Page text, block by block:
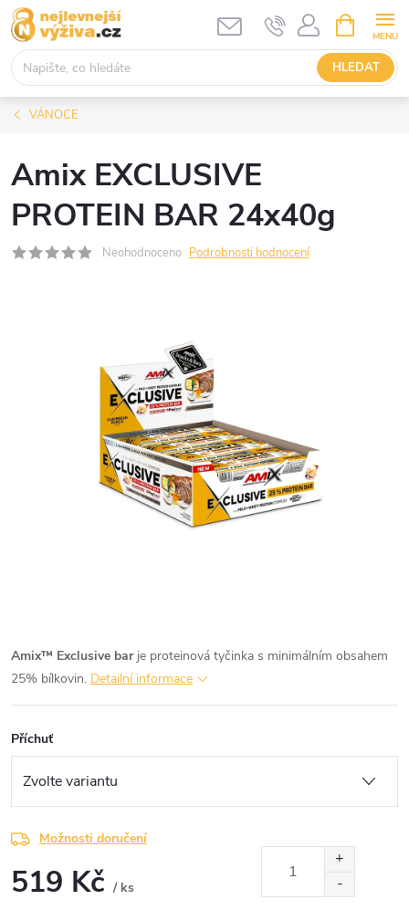
Přejít
na
obsah
HLEDAT
NÁKUPNÍ
KOŠÍK
VÁNOCE
Amix EXCLUSIVE
PROTEIN BAR 24x40g
Neohodnoceno Podrobnosti hodnocení
Amix™ Exclusive barje proteinová tyčinka s minimálním obsahem
25% bílkovin. Detailní informace
Příchuť
Možnosti doručení
519 Kč / ks